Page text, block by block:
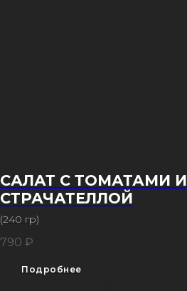
САЛАТ С ТОМАТАМИ И
СТРАЧАТЕЛЛОЙ
(240 гр)
790 ₽
Подробнее